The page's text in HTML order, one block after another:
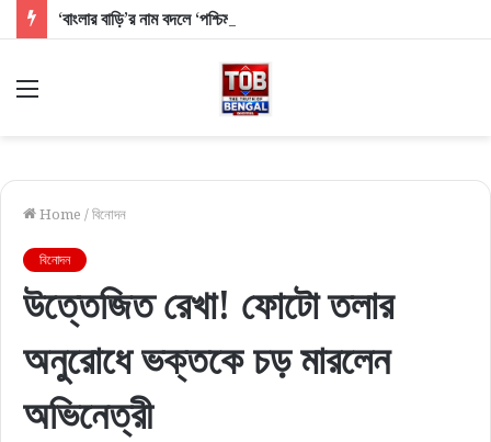
Menu
Home /বিনোদন
বিনোদন
উত্তেজিত রেখা! ফোটো তলার
অনুরোধে ভক্তকে চড় মারলেন
অভিনেত্রী